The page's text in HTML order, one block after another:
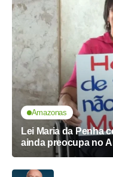
Amazonas
Lei Maria da Penha
ainda preocupa no